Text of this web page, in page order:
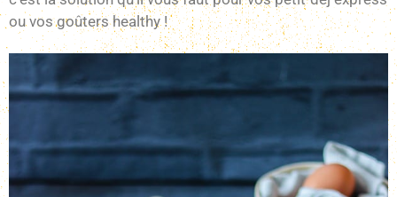
ou vos goûters healthy !